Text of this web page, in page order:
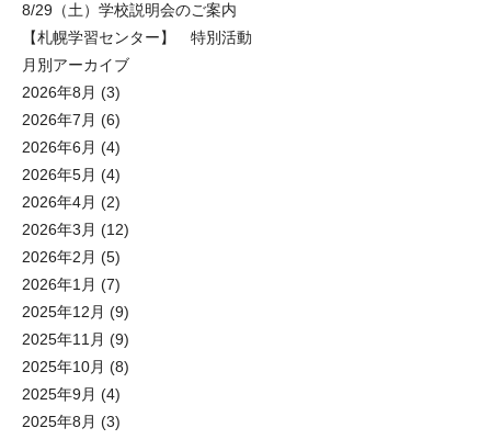
8/29（土）学校説明会のご案内
【札幌学習センター】 特別活動
月別アーカイブ
2026年8月 (3)
2026年7月 (6)
2026年6月 (4)
2026年5月 (4)
2026年4月 (2)
2026年3月 (12)
2026年2月 (5)
2026年1月 (7)
2025年12月 (9)
2025年11月 (9)
2025年10月 (8)
2025年9月 (4)
2025年8月 (3)